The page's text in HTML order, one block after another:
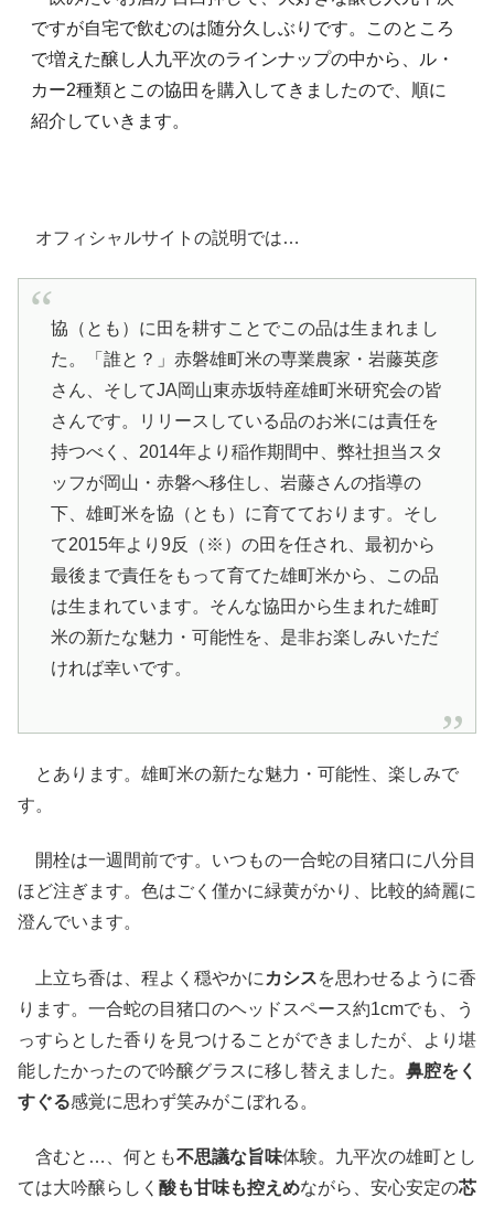
ですが自宅で飲むのは随分久しぶりです。このところ
で増えた醸し人九平次のラインナップの中から、ル・
カー2種類とこの協田を購入してきましたので、順に
紹介していきます。
オフィシャルサイトの説明では…
協（とも）に田を耕すことでこの品は生まれまし
た。「誰と？」赤磐雄町米の専業農家・岩藤英彦
さん、そしてJA岡山東赤坂特産雄町米研究会の皆
さんです。リリースしている品のお米には責任を
持つべく、2014年より稲作期間中、弊社担当スタ
ッフが岡山・赤磐へ移住し、岩藤さんの指導の
下、雄町米を協（とも）に育てております。そし
て2015年より9反（※）の田を任され、最初から
最後まで責任をもって育てた雄町米から、この品
は生まれています。そんな協田から生まれた雄町
米の新たな魅力・可能性を、是非お楽しみいただ
ければ幸いです。
とあります。雄町米の新たな魅力・可能性、楽しみで
す。
開栓は一週間前です。いつもの一合蛇の目猪口に八分目
ほど注ぎます。色はごく僅かに緑黄がかり、比較的綺麗に
澄んでいます。
上立ち香は、程よく穏やかに カシスを思わせるように香
ります。一合蛇の目猪口のヘッドスペース約1cmでも、う
っすらとした香りを見つけることができましたが、より堪
能したかったので吟醸グラスに移し替えました。 鼻腔をく
すぐる感覚に思わず笑みがこぼれる。
含むと…、何とも不思議な旨味体験。九平次の雄町とし
ては大吟醸らしく 酸も甘味も控えめながら、安心安定の芯